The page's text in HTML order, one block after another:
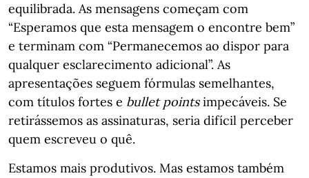
equilibrada. As mensagens começam com
“Esperamos que esta mensagem o encontre bem”
e terminam com “Permanecemos ao dispor para
qualquer esclarecimento adicional”. As
apresentações seguem fórmulas semelhantes,
com títulos fortes e bullet pointsimpecáveis. Se
retirássemos as assinaturas, seria difícil perceber
quem escreveu o quê.
Estamos mais produtivos. Mas estamos também